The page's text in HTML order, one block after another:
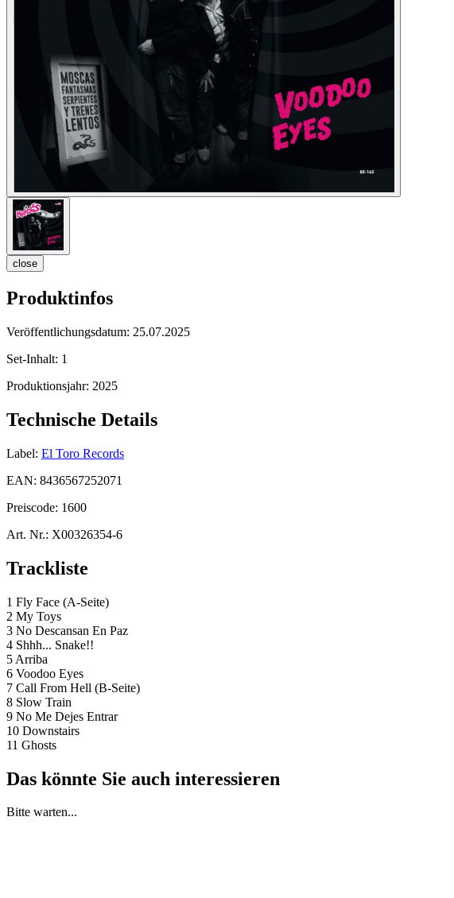
close
Produktinfos
Veröffentlichungsdatum: 25.07.2025
Set-Inhalt: 1
Produktionsjahr: 2025
Technische Details
Label: El Toro Records
EAN: 8436567252071
Preiscode: 1600
Art. Nr.: X00326354-6
Trackliste
1 Fly Face (A-Seite)
2 My Toys
3 No Descansan En Paz
4 Shhh... Snake!!
5 Arriba
6 Voodoo Eyes
7 Call From Hell (B-Seite)
8 Slow Train
9 No Me Dejes Entrar
10 Downstairs
11 Ghosts
Das könnte Sie auch interessieren
Bitte warten...